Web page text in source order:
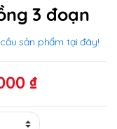
3 đoạn
cầu sản phẩm tại đây!
₫Khoảng
từ